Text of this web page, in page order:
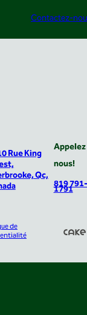
Contactez-
Rue King
Qc,
Appelez
nous!
819 791-
1791
de